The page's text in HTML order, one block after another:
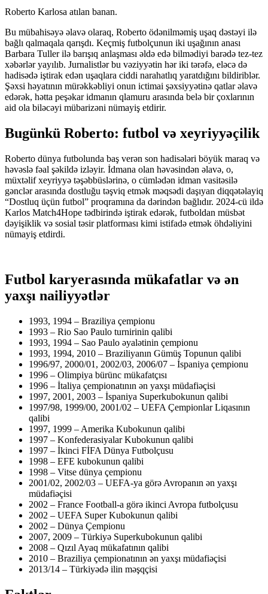
Roberto Karlosa atılan banan.
Bu mübahisəyə əlavə olaraq, Roberto ödənilməmiş uşaq dəstəyi ilə
bağlı qalmaqala qarışdı. Keçmiş futbolçunun iki uşağının anası
Barbara Tuller ilə barışıq anlaşması əldə edə bilmədiyi barədə tez-tez
xəbərlər yayılıb. Jurnalistlər bu vəziyyətin hər iki tərəfə, eləcə də
hadisədə iştirak edən uşaqlara ciddi narahatlıq yaratdığını bildiriblər.
Şəxsi həyatının mürəkkəbliyi onun ictimai şəxsiyyətinə qatlar əlavə
edərək, hətta peşəkar idmanın qlamuru arasında belə bir çoxlarının
aid ola biləcəyi mübarizəni nümayiş etdirir.
Bugünkü Roberto: futbol və xeyriyyəçilik
Roberto dünya futbolunda baş verən son hadisələri böyük maraq və
həvəslə fəal şəkildə izləyir. İdmana olan həvəsindən əlavə, o,
müxtəlif xeyriyyə təşəbbüslərinə, o cümlədən idman vasitəsilə
gənclər arasında dostluğu təşviq etmək məqsədi daşıyan diqqətəlayiq
“Dostluq üçün futbol” proqramına da dərindən bağlıdır. 2024-cü ildə
Karlos Match4Hope tədbirində iştirak edərək, futboldan müsbət
dəyişiklik və sosial təsir platforması kimi istifadə etmək öhdəliyini
nümayiş etdirdi.
Futbol karyerasında mükafatlar və ən
yaxşı nailiyyətlər
1993, 1994 – Braziliya çempionu
1993 – Rio Sao Paulo turnirinin qalibi
1993, 1994 – Sao Paulo əyalətinin çempionu
1993, 1994, 2010 – Braziliyanın Gümüş Topunun qalibi
1996/97, 2000/01, 2002/03, 2006/07 – İspaniya çempionu
1996 – Olimpiya bürünc mükafatçısı
1996 – İtaliya çempionatının ən yaxşı müdafiəçisi
1997, 2001, 2003 – İspaniya Superkubokunun qalibi
1997/98, 1999/00, 2001/02 – UEFA Çempionlar Liqasının
qalibi
1997, 1999 – Amerika Kubokunun qalibi
1997 – Konfederasiyalar Kubokunun qalibi
1997 – İkinci FİFA Dünya Futbolçusu
1998 – EFE kubokunun qalibi
1998 – Vitse dünya çempionu
2001/02, 2002/03 – UEFA-ya görə Avropanın ən yaxşı
müdafiəçisi
2002 – France Football-a görə ikinci Avropa futbolçusu
2002 – UEFA Super Kubokunun qalibi
2002 – Dünya Çempionu
2007, 2009 – Türkiyə Superkubokunun qalibi
2008 – Qızıl Ayaq mükafatının qalibi
2010 – Braziliya çempionatının ən yaxşı müdafiəçisi
2013/14 – Türkiyədə ilin məşqçisi